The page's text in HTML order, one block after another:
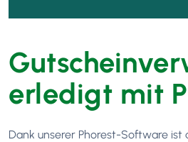
erledigt mit
Dank unserer Phorest-Software ist